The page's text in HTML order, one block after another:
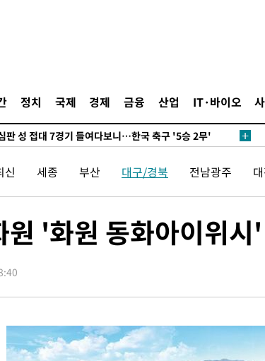
정치 국제 경제 금융 산업 IT·바이오
통령, '호우피해' 안동·의성 관할 4개 면 특별재난지역
청 지원 검사들, 정원 초과 시 낮은 계급 임용…희망지 못
닉스, 용인·청주 팹에 54조 투자…"AI 메모리 수요 선제 대
판 성 접대 7경기 들여다보니…한국 축구 '5승 2무'
스피, 6200선 약보합…0.60% 내린 6258.77에 마쳐
달러 환율, 7.7원 내린 1416.1원 마감
검, '계엄 수용공간 확보' 신용해 前교정본부장 기소
수색에 성접대 파문까지…'쑥대밭' 된 축구협회
리화위원회 부위원장에 김태유 서울대 공대 교수…이병
국 수출 23.9%↑ 수입 27.5%↑…무역총액 25.3%↑
순직 책임' 임성근, 항소심도 징역 3년
신 세종 부산 대구/경북 전남광주
원 '화원 동화아이위